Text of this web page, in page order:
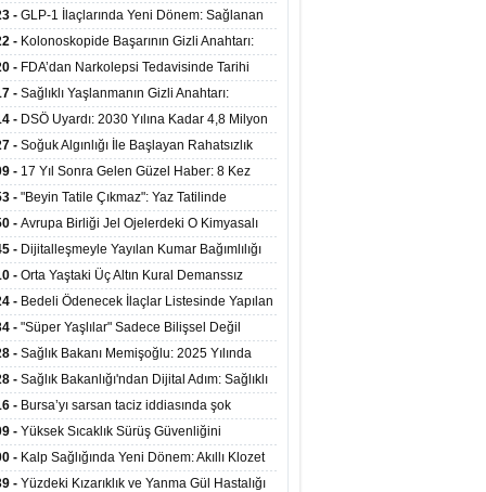
Geçiyor: İleri Yaşta Hangi Besin
İhtiyaç Duyuluyor?
- GLP-1 İlaçlarında Yeni Dönem: Sağlanan
Yalnızca Kilo Kaybıyla Sınırlı Değil
- Kolonoskopide Başarının Gizli Anahtarı:
Bağırsak Temizliği Poliplerin Gözden
Neden Oluyor
- FDA’dan Narkolepsi Tedavisinde Tarihi
Oreksin Sistemini Hedefleyen İlk İlaç
Sunuldu
- Sağlıklı Yaşlanmanın Gizli Anahtarı:
Kuvvet Antrenmanı Kas Ve Kemik Sağlığını
- DSÖ Uyardı: 2030 Yılına Kadar 4,8 Milyon
ve Ebe Açığı Oluşabilir
- Soğuk Algınlığı İle Başlayan Rahatsızlık
Yetmezliği Çıktı: 17 Yıl Sonra Nakille
Tutundu
- 17 Yıl Sonra Gelen Güzel Haber: 8 Kez
Hastaya 9'uncu Çağrıda Nakil Yapıldı
- "Beyin Tatile Çıkmaz": Yaz Tatilinde
Yüzde 39'u Unutulabiliyor
- Avrupa Birliği Jel Ojelerdeki O Kimyasalı
Kısırlık ve Alerji Riski Uyarısı
- Dijitalleşmeyle Yayılan Kumar Bağımlılığı
ve Aileyi Yıkıma Uğratıyor
- Orta Yaştaki Üç Altın Kural Demanssız
13 Yıl Uzatabiliyor
- Bedeli Ödenecek İlaçlar Listesinde Yapılan
Hakkında Duyuru 2026/30
- "Süper Yaşlılar" Sadece Bilişsel Değil
Olarak da Daha Sağlıklı Yaşıyor
- Sağlık Bakanı Memişoğlu: 2025 Yılında
Aşkın Kişiye Emzirme Eğitimi Verildi
- Sağlık Bakanlığı'ndan Dijital Adım: Sağlıklı
Merkezlerinde Uzaktan Sağlık Hizmeti
- Bursa’yı sarsan taciz iddiasında şok
- Yüksek Sıcaklık Sürüş Güvenliğini
40 Derecede Güvenli Sürüş Süresi 53
İniyor
- Kalp Sağlığında Yeni Dönem: Akıllı Klozet
30 Saniyede Ritim Bozukluğunu Tespit
- Yüzdeki Kızarıklık ve Yanma Gül Hastalığı